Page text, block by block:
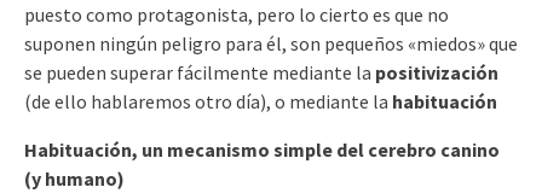
puesto como protagonista, pero lo cierto es que no
suponen ningún peligro para él, son pequeños «miedos» que
se pueden superar fácilmente mediante la positivización
(de ello hablaremos otro día), o mediante la habituación
Habituación, un mecanismo simple del cerebro canino
(y humano)